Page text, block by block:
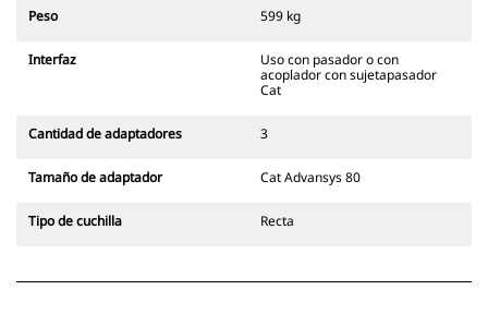
operador.
Cat son compatibles con las
Excavadoras de Cadenas 311-352 y
ruedas. También hay acopladores
disponibles.
sistema acoplador especializado
especializados CW cuentan con un
Peso 599 kg
Interfaz
Uso con pasador o con
acoplador con sujetapasador
Cat
Cantidad de adaptadores 3
Tamaño de adaptador Cat Advansys 80
Tipo de cuchilla Recta